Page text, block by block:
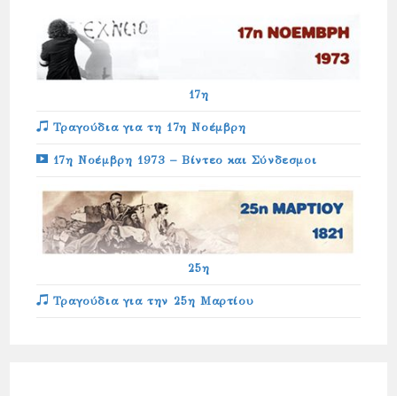
17η
Τραγούδια για τη 17η Νοέμβρη
17η Νοέμβρη 1973 – Βίντεο και Σύνδεσμοι
25η
Τραγούδια για την 25η Μαρτίου